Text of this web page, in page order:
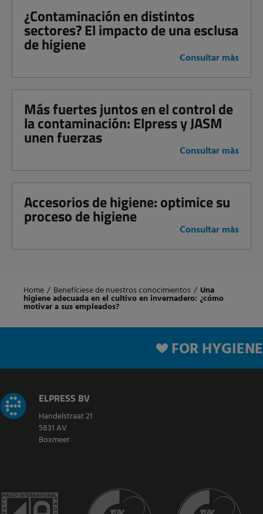
¿Contaminación en distintos
sectores? El impacto de una esclusa
de higiene
Consultar màs
Más fuertes juntos en el control de
la contaminación: Elpress y JASM
unen fuerzas
Consultar màs
Accesorios de higiene: optimice su
proceso de higiene
Consultar màs
Home / Benefíciese de nuestros conocimientos / Una
higiene adecuada en el cultivo en invernadero: ¿cómo
motivar a sus empleados?
FOR HYGIENE
ELPRESS BV
Handelstraat 21
5831 AV
Boxmeer